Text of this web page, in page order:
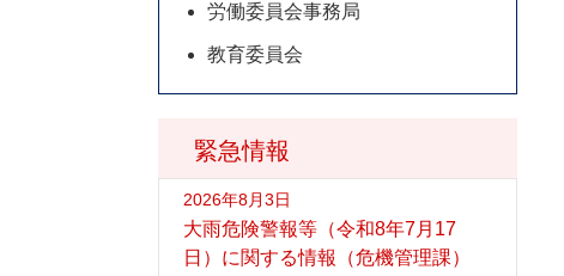
緊急情報
2026年8月3日
大雨危険警報等（令和8年7月17
日）に関する情報（危機管理課）
労働委員会事務局
教育委員会